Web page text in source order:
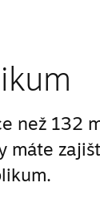
než 132
máte